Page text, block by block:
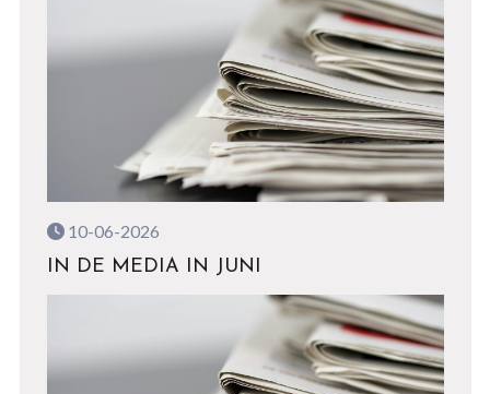
10-06-2026
IN DE MEDIA IN JUNI